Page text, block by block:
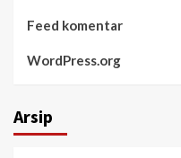
Feed komentar
WordPress.org
Arsip